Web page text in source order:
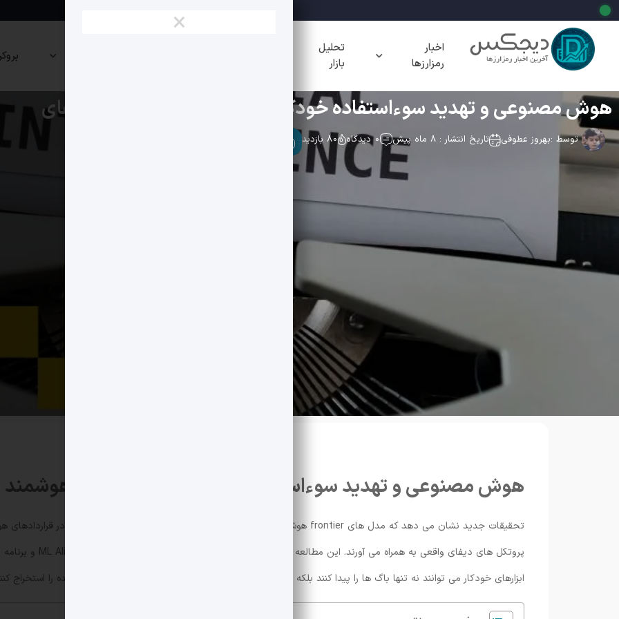
اخبار
رمزارزها
تحلیل
بازار
×
هوش مصنوعی و تهدید سوءاستفاده خودکار در قراردادهای هوشمند دیفای
توسط :بهروز عطوفی تاریخ انتشار : 8 ماه پیش 0 دیدگاه 80 بازدید
هوش مصنوعی و تهدید سوءاستفاده خودکار در قراردادهای هوشمند
تحقیقات جدید نشان می دهد که مدل های frontier هوش مصنوعی اکنون توانایی شناسایی و اجرای اکسپلویت ها در قراردادهای هوشمند را دارند و خطر
ابزارهای خودکار می توانند نه تنها باگ ها را پیدا کنند بلکه اسکریپت های کامل حمله تولید و نقدینگی شبیه سازی شده را استخراج